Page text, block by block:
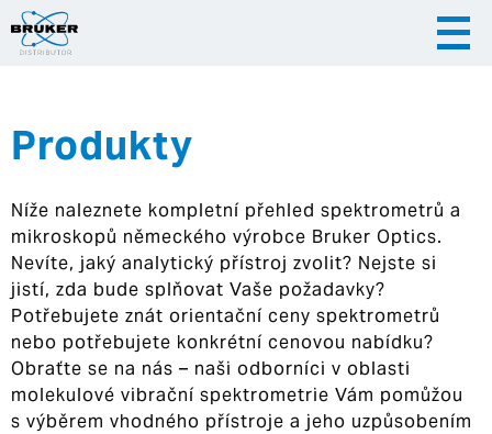
|
Hrvatska
Produkty
Níže naleznete kompletní přehled spektrometrů a
mikroskopů německého výrobce Bruker Optics.
Nevíte, jaký analytický přístroj zvolit? Nejste si
jistí, zda bude splňovat Vaše požadavky?
Potřebujete znát orientační ceny spektrometrů
nebo potřebujete konkrétní cenovou nabídku?
Obraťte se na nás – naši odborníci v oblasti
molekulové vibrační spektrometrie Vám pomůžou
s výběrem vhodného přístroje a jeho uzpůsobením